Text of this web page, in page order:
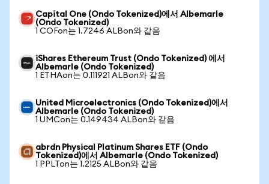
Capital One (Ondo Tokenized)에서 Albemarle
(Ondo Tokenized)
1 COFon는 1.7246 ALBon와 같음
iShares Ethereum Trust (Ondo Tokenized) 에서
Albemarle (Ondo Tokenized)
1 ETHAon는 0.111921 ALBon와 같음
United Microelectronics (Ondo Tokenized)에서
Albemarle (Ondo Tokenized)
1 UMCon는 0.149434 ALBon와 같음
abrdn Physical Platinum Shares ETF (Ondo
Tokenized)에서 Albemarle (Ondo Tokenized)
1 PPLTon는 1.2125 ALBon와 같음